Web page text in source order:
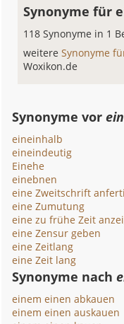
Synonyme für
118 Synonyme in 1
weitereSynonyme
Woxikon.de
Synonyme vor
eineinhalb
eineindeutig
Einehe
einebnen
eine Zweitschrift
eine Zumutung
eine zu frühe Zeit
eine Zensur geben
eine Zeitlang
eine Zeit lang
Synonyme nach
einem einen abkauen
einem einen auskauen